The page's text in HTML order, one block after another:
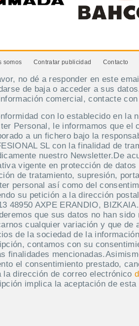
somos Contratar publicidad Contacto
no dé a responder en este
de baja o acceder a sus
comercial, contacte
con lo establecido en la
Personal, le informamos que el
a un fichero bajo la
SL con la finalidad de
nuestro Newsletter.De
vigente en protección de
de tratamiento, supresión,
personal así como del
su petición a la dirección
48950 AXPE ERANDIO,
que sus datos no han
cualquier variación y que de
de la sociedad de la
contamos con su
finalidades
el consentimiento prestado,
la dirección de correo electrónico
implica la aceptación de esta